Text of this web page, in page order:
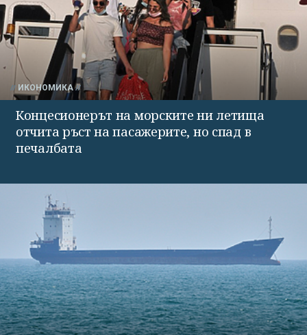
ИКОНОМИКА
Концесионерът на морските ни летища
отчита ръст на пасажерите, но спад в
печалбата